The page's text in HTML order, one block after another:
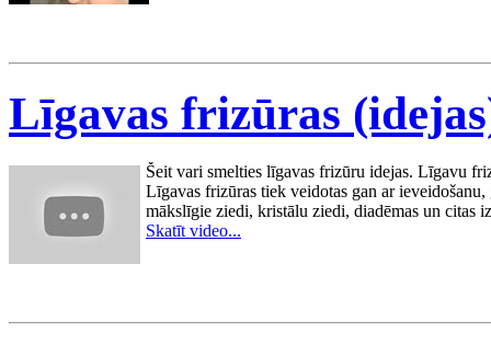
Līgavas frizūras
Šeit vari smelties līgavas frizūru idejas. Līgavu
Līgavas frizūras tiek veidotas gan ar
mākslīgie ziedi, kristālu ziedi, diadēmas un citas
Skatīt video...